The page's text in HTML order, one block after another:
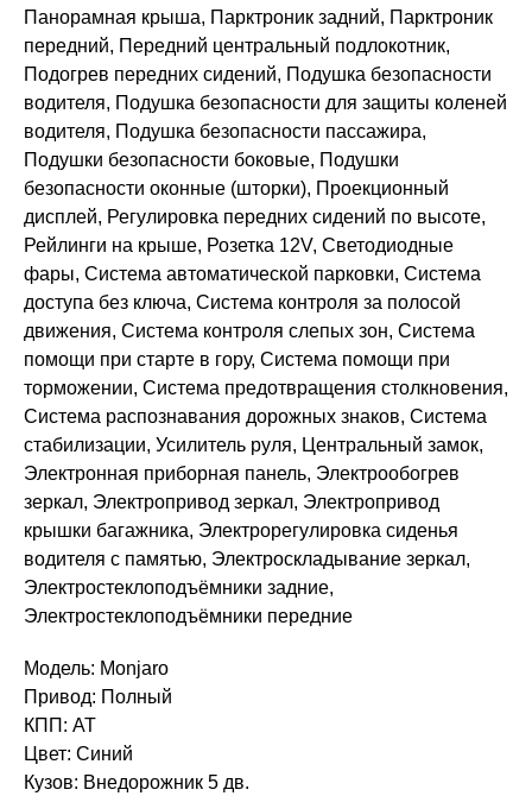
Панорамная крыша, Парктроник задний, Парктроник
передний, Передний центральный подлокотник,
Подогрев передних сидений, Подушка безопасности
водителя, Подушка безопасности для защиты коленей
водителя, Подушка безопасности пассажира,
Подушки безопасности боковые, Подушки
безопасности оконные (шторки), Проекционный
дисплей, Регулировка передних сидений по высоте,
Рейлинги на крыше, Розетка 12V, Светодиодные
фары, Система автоматической парковки, Система
доступа без ключа, Система контроля за полосой
движения, Система контроля слепых зон, Система
помощи при старте в гору, Система помощи при
торможении, Система предотвращения столкновения,
Система распознавания дорожных знаков, Система
стабилизации, Усилитель руля, Центральный замок,
Электронная приборная панель, Электрообогрев
зеркал, Электропривод зеркал, Электропривод
крышки багажника, Электрорегулировка сиденья
водителя с памятью, Электроскладывание зеркал,
Электростеклоподъёмники задние,
Электростеклоподъёмники передние
Модель: Monjaro
Привод: Полный
КПП: AT
Цвет: Синий
Кузов: Внедорожник 5 дв.